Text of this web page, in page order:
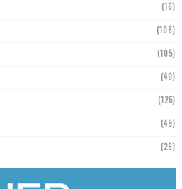
(16)
(108)
(105)
(40)
(125)
(49)
(26)